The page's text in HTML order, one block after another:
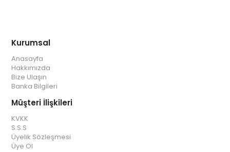
Kurumsal
Anasayfa
Hakkımızda
Bize Ulaşın
Banka Bilgileri
Müşteri İlişkileri
KVKK
S.S.S
Üyelik Sözleşmesi
Üye Ol